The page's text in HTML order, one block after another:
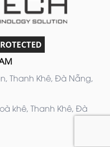
Thanh Khê, Đà Nẵng,
khê, Thanh Khê, Đà